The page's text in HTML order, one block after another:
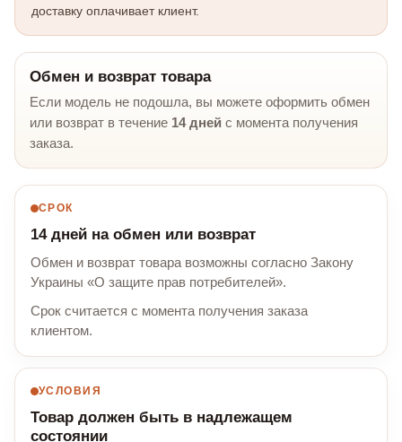
доставку оплачивает клиент.
Обмен и возврат товара
Если модель не подошла, вы можете оформить обмен
или возврат в течение 14 дней с момента получения
заказа.
СРОК
14 дней на обмен или возврат
Обмен и возврат товара возможны согласно Закону
Украины «О защите прав потребителей».
Срок считается с момента получения заказа
клиентом.
УСЛОВИЯ
Товар должен быть в надлежащем
состоянии